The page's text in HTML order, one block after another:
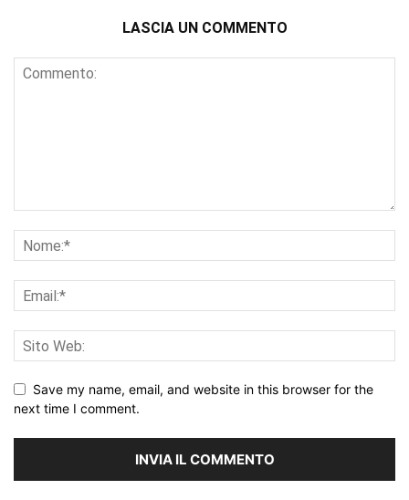
LASCIA UN COMMENTO
Save my name, email, and website in this browser for the
next time I comment.